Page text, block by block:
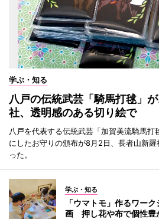
学ぶ・知る
八戸の伝統武芸「騎馬打毬」
社、透明感のある切り絵で
八戸を代表する伝統武芸「加賀美流騎馬打
にしたお守りの頒布が8月2日、長者山新羅
った。
学ぶ・知る
「ウマトモ」作るワー
画 押し花や布で個性豊